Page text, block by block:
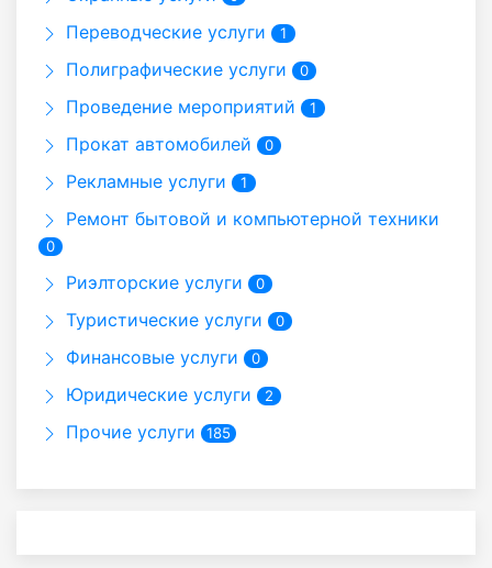
Переводческие услуги 1
Полиграфические услуги 0
Проведение мероприятий 1
Прокат автомобилей 0
Рекламные услуги 1
Ремонт бытовой и компьютерной техники
0
Риэлторские услуги 0
Туристические услуги 0
Финансовые услуги 0
Юридические услуги 2
Прочие услуги 185